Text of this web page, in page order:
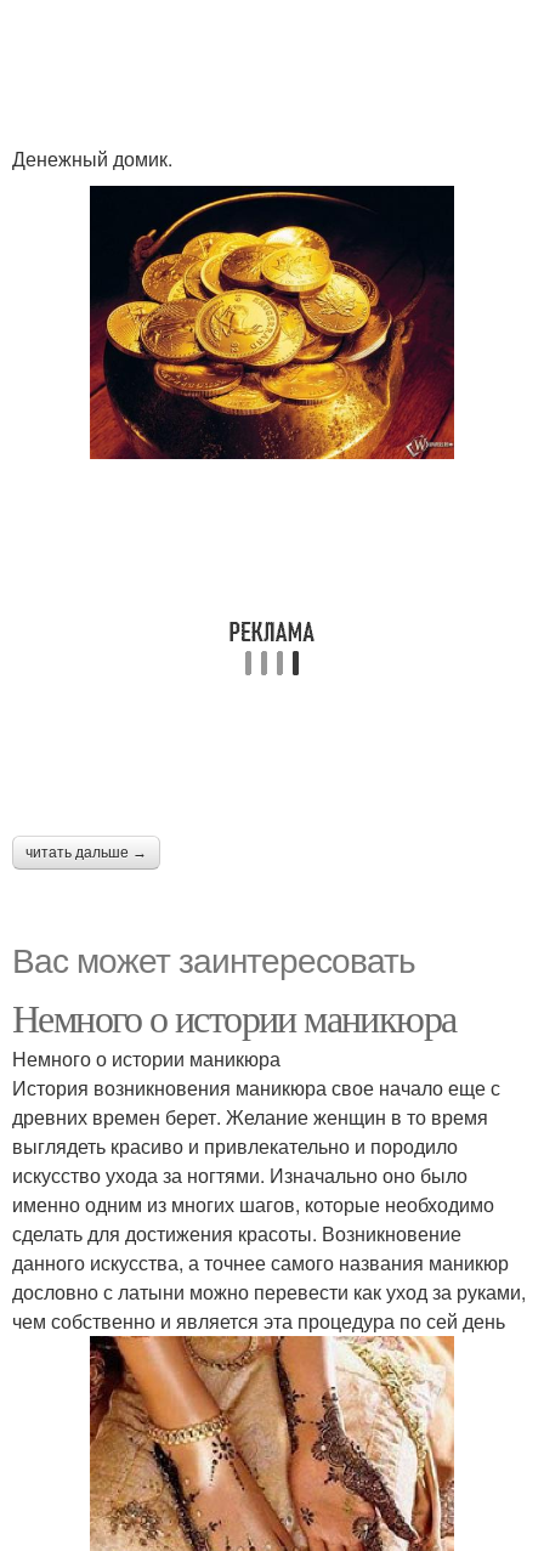
Денежный домик.
читать дальше →
Вас может заинтересовать
Немного о истории маникюра
Немного о истории маникюра
История возникновения маникюра свое начало еще с
древних времен берет. Желание женщин в то время
выглядеть красиво и привлекательно и породило
искусство ухода за ногтями. Изначально оно было
именно одним из многих шагов, которые необходимо
сделать для достижения красоты. Возникновение
данного искусства, а точнее самого названия маникюр
дословно с латыни можно перевести как уход за руками,
чем собственно и является эта процедура по сей день